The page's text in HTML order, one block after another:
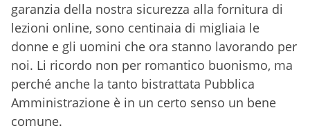
garanzia della nostra sicurezza alla fornitura di
lezioni online, sono centinaia di migliaia le
donne e gli uomini che ora stanno lavorando per
noi. Li ricordo non per romantico buonismo, ma
perché anche la tanto bistrattata Pubblica
Amministrazione è in un certo senso un bene
comune.